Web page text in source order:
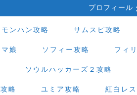
プロフィール
モンハン攻略 サムスピ攻略
娘 ソフィー攻略 フィ
ソウルハッカーズ２攻略
略 ユミア攻略 紅白レ